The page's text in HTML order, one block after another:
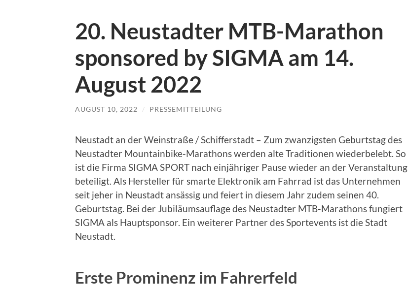
20. Neustadter MTB-Marathon
sponsored by SIGMA am 14.
August 2022
AUGUST 10, 2022 / PRESSEMITTEILUNG
Neustadt an der Weinstraße / Schifferstadt – Zum zwanzigsten Geburtstag des
Neustadter Mountainbike-Marathons werden alte Traditionen wiederbelebt. So
ist die Firma SIGMA SPORT nach einjähriger Pause wieder an der Veranstaltung
beteiligt. Als Hersteller für smarte Elektronik am Fahrrad ist das Unternehmen
seit jeher in Neustadt ansässig und feiert in diesem Jahr zudem seinen 40.
Geburtstag. Bei der Jubiläumsauflage des Neustadter MTB-Marathons fungiert
SIGMA als Hauptsponsor. Ein weiterer Partner des Sportevents ist die Stadt
Neustadt.
Erste Prominenz im Fahrerfeld